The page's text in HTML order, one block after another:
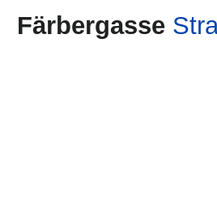
Färbergasse